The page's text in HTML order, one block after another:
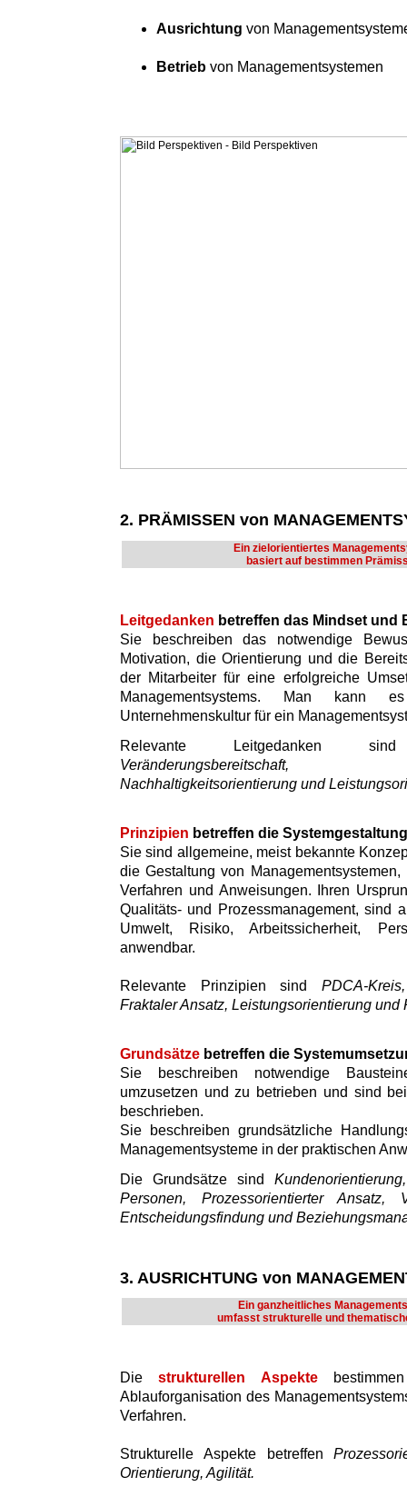
Ausrichtung von
Betrieb von Managementsystemen
2. PRÄMISSEN von
Ein zielorientiertes
basiert auf bestimmen
Leitgedanken betreffen das Mindset und
Sie beschreiben das notwendige
Motivation, die Orientierung und die
der Mitarbeiter für eine erfolgreiche
Managementsystems. Man kann
Unternehmenskultur für ein
Relevante Leitgedanken
Veränderungsbereitschaft,
Nachhaltigkeitsorientierung und
Prinzipien betreffen die Systemgestaltung
Sie sind allgemeine, meist bekannte
die Gestaltung von
Verfahren und Anweisungen. Ihren
Qualitäts- und Prozessmanagement, sind
Umwelt, Risiko, Arbeitssicherheit,
anwendbar.
Relevante Prinzipien sind PDCA-
Fraktaler Ansatz, Leistungsorientierung und
Grundsätze betreffen die
Sie beschreiben notwendige
umzusetzen und zu betrieben und sind
beschrieben.
Sie beschreiben grundsätzliche
Managementsysteme in der praktischen
Die Grundsätze sind
Personen, Prozessorientierter Ansatz,
Entscheidungsfindung und
3. AUSRICHTUNG von
Ein ganzheitliches
umfasst strukturelle und
Diestrukturellen Aspekte
Ablauforganisation des
Verfahren.
Strukturelle Aspekte betreffen
Orientierung, Agilität.